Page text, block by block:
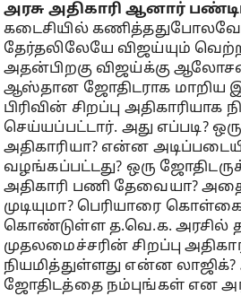
அரசு அதிகாரி ஆனார்
கடைசியில்
தேர்தலிலேயே விஜய்யும்
அதன்பிறகு விஜய்க்கு
ஆஸ்தான ஜோதிடராக மாறிய
பிரிவின் சிறப்பு அதிகாரியாக
செய்யப்பட்டார். அது எப்படி?
அதிகாரியா? என்ன
வழங்கப்பட்டது? ஒரு
அதிகாரி பணி தேவையா?
முடியுமா? பெரியாரை
கொண்டுள்ள த.வெ.க. அரசில்
முதலமைச்சரின் சிறப்பு
நியமித்துள்ளது என்ன
ஜோதிடத்தை நம்புங்கள் என